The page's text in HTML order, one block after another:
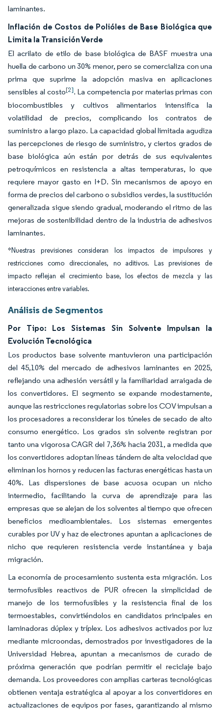
laminantes.
Inflación de Costos de Polióles de Base Biológica que
Limita la Transición Verde
El acrilato de etilo de base biológica de BASF muestra una
huella de carbono un 30% menor, pero se comercializa con una
prima que suprime la adopción masiva en aplicaciones
sensibles al costo[2]. La competencia por materias primas con
biocombustibles y cultivos alimentarios intensifica la
volatilidad de precios, complicando los contratos de
suministro a largo plazo. La capacidad global limitada agudiza
las percepciones de riesgo de suministro, y ciertos grados de
base biológica aún están por detrás de sus equivalentes
petroquímicos en resistencia a altas temperaturas, lo que
requiere mayor gasto en I+D. Sin mecanismos de apoyo en
forma de precios del carbono o subsidios verdes, la sustitución
generalizada sigue siendo gradual, moderando el ritmo de las
mejoras de sostenibilidad dentro de la industria de adhesivos
laminantes.
*Nuestras previsiones consideran los impactos de impulsores y
restricciones como direccionales, no aditivos. Las previsiones de
impacto reflejan el crecimiento base, los efectos de mezcla y las
interacciones entre variables.
Análisis de Segmentos
Por Tipo: Los Sistemas Sin Solvente Impulsan la
Evolución Tecnológica
Los productos base solvente mantuvieron una participación
del 45,10% del mercado de adhesivos laminantes en 2025,
reflejando una adhesión versátil y la familiaridad arraigada de
los convertidores. El segmento se expande modestamente,
aunque las restricciones regulatorias sobre los COV impulsan a
los procesadores a reconsiderar los túneles de secado de alto
consumo energético. Los grados sin solvente registran por
tanto una vigorosa CAGR del 7,36% hacia 2031, a medida que
los convertidores adoptan líneas tándem de alta velocidad que
eliminan los hornos y reducen las facturas energéticas hasta un
40%. Las dispersiones de base acuosa ocupan un nicho
intermedio, facilitando la curva de aprendizaje para las
empresas que se alejan de los solventes al tiempo que ofrecen
beneficios medioambientales. Los sistemas emergentes
curables por UV y haz de electrones apuntan a aplicaciones de
nicho que requieren resistencia verde instantánea y baja
migración.
La economía de procesamiento sustenta esta migración. Los
termofusibles reactivos de PUR ofrecen la simplicidad de
manejo de los termofusibles y la resistencia final de los
termoestables, convirtiéndolos en candidatos principales en
laminadoras dúplex y tríplex. Los adhesivos activados por luz
mediante microondas, demostrados por investigadores de la
Universidad Hebrea, apuntan a mecanismos de curado de
próxima generación que podrían permitir el reciclaje bajo
demanda. Los proveedores con amplias carteras tecnológicas
obtienen ventaja estratégica al apoyar a los convertidores en
actualizaciones de equipos por fases, garantizando al mismo